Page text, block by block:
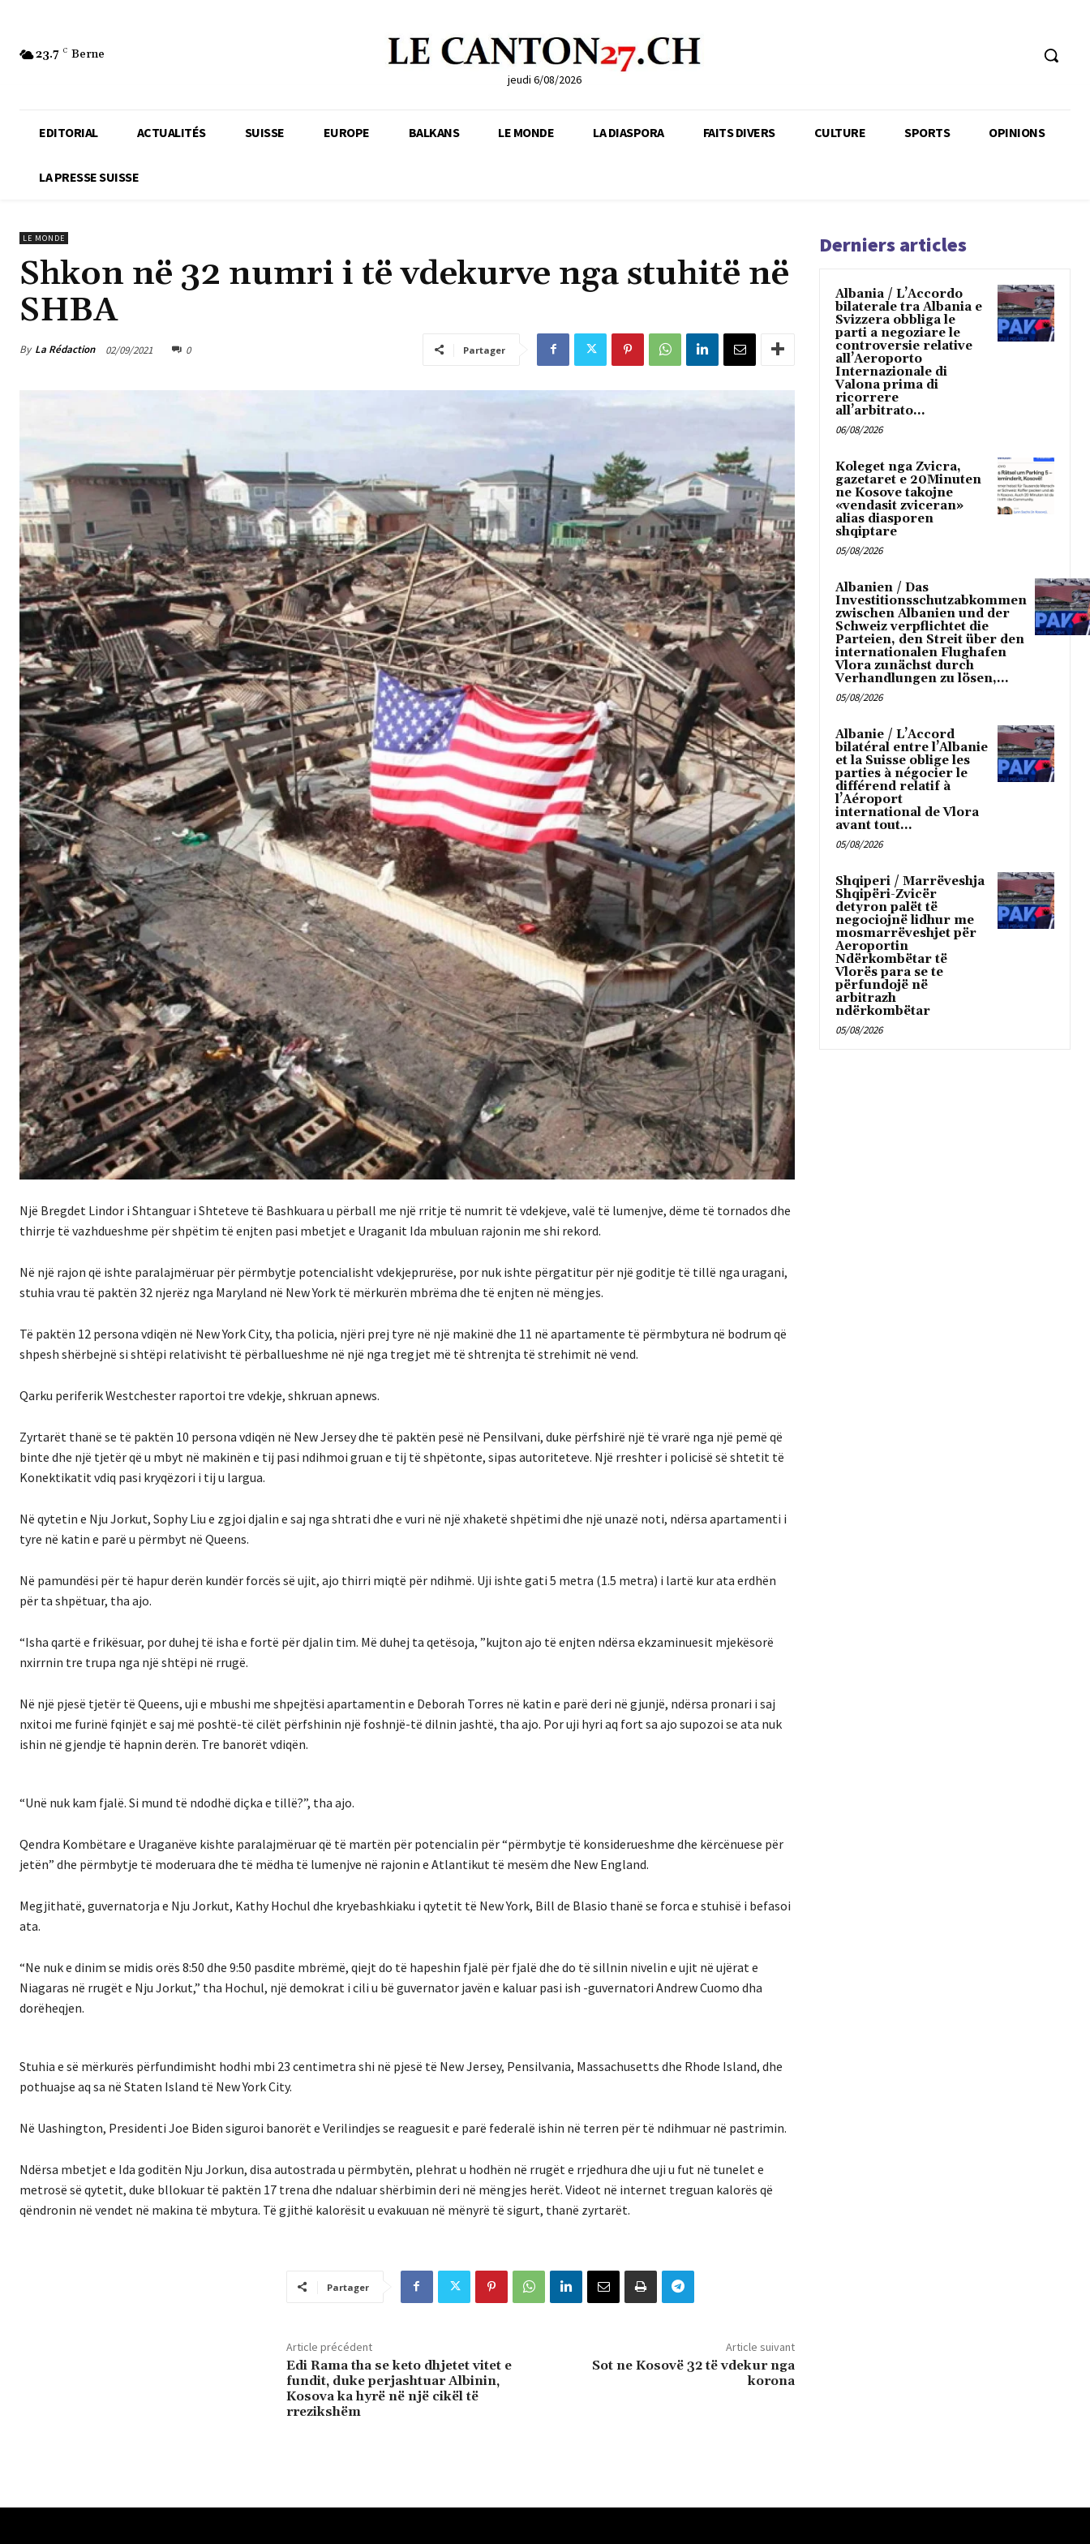
23.7 C Berne
jeudi 6/08/2026
EDITORIAL ACTUALITÉS SUISSE EUROPE BALKANS LE MONDE LA DIASPORA FAITS DIVERS CULTURE SPORTS OPINIONS
LA PRESSE SUISSE
LE MONDE
Shkon në 32 numri i të vdekurve nga stuhitë në
SHBA
By La Rédaction 02/09/2021 0 Partager
Një Bregdet Lindor i Shtanguar i Shteteve të Bashkuara u përball me një rritje të numrit të vdekjeve, valë të lumenjve, dëme të tornados dhe
thirrje të vazhdueshme për shpëtim të enjten pasi mbetjet e Uraganit Ida mbuluan rajonin me shi rekord.
Në një rajon që ishte paralajmëruar për përmbytje potencialisht vdekjeprurëse, por nuk ishte përgatitur për një goditje të tillë nga uragani,
stuhia vrau të paktën 32 njerëz nga Maryland në New York të mërkurën mbrëma dhe të enjten në mëngjes.
Të paktën 12 persona vdiqën në New York City, tha policia, njëri prej tyre në një makinë dhe 11 në apartamente të përmbytura në bodrum që
shpesh shërbejnë si shtëpi relativisht të përballueshme në një nga tregjet më të shtrenjta të strehimit në vend.
Qarku periferik Westchester raportoi tre vdekje, shkruan apnews.
Zyrtarët thanë se të paktën 10 persona vdiqën në New Jersey dhe të paktën pesë në Pensilvani, duke përfshirë një të vrarë nga një pemë që
binte dhe një tjetër që u mbyt në makinën e tij pasi ndihmoi gruan e tij të shpëtonte, sipas autoriteteve. Një rreshter i policisë së shtetit të
Konektikatit vdiq pasi kryqëzori i tij u largua.
Në qytetin e Nju Jorkut, Sophy Liu e zgjoi djalin e saj nga shtrati dhe e vuri në një xhaketë shpëtimi dhe një unazë noti, ndërsa apartamenti i
tyre në katin e parë u përmbyt në Queens.
Në pamundësi për të hapur derën kundër forcës së ujit, ajo thirri miqtë për ndihmë. Uji ishte gati 5 metra (1.5 metra) i lartë kur ata erdhën
për ta shpëtuar, tha ajo.
“Isha qartë e frikësuar, por duhej të isha e fortë për djalin tim. Më duhej ta qetësoja, ”kujton ajo të enjten ndërsa ekzaminuesit mjekësorë
nxirrnin tre trupa nga një shtëpi në rrugë.
Në një pjesë tjetër të Queens, uji e mbushi me shpejtësi apartamentin e Deborah Torres në katin e parë deri në gjunjë, ndërsa pronari i saj
nxitoi me furinë fqinjët e saj më poshtë-të cilët përfshinin një foshnjë-të dilnin jashtë, tha ajo. Por uji hyri aq fort sa ajo supozoi se ata nuk
ishin në gjendje të hapnin derën. Tre banorët vdiqën.
“Unë nuk kam fjalë. Si mund të ndodhë diçka e tillë?”, tha ajo.
Qendra Kombëtare e Uraganëve kishte paralajmëruar që të martën për potencialin për “përmbytje të konsiderueshme dhe kërcënuese për
jetën” dhe përmbytje të moderuara dhe të mëdha të lumenjve në rajonin e Atlantikut të mesëm dhe New England.
Megjithatë, guvernatorja e Nju Jorkut, Kathy Hochul dhe kryebashkiaku i qytetit të New York, Bill de Blasio thanë se forca e stuhisë i befasoi
ata.
“Ne nuk e dinim se midis orës 8:50 dhe 9:50 pasdite mbrëmë, qiejt do të hapeshin fjalë për fjalë dhe do të sillnin nivelin e ujit në ujërat e
Niagaras në rrugët e Nju Jorkut,” tha Hochul, një demokrat i cili u bë guvernator javën e kaluar pasi ish -guvernatori Andrew Cuomo dha
dorëheqjen.
Stuhia e së mërkurës përfundimisht hodhi mbi 23 centimetra shi në pjesë të New Jersey, Pensilvania, Massachusetts dhe Rhode Island, dhe
pothuajse aq sa në Staten Island të New York City.
Në Uashington, Presidenti Joe Biden siguroi banorët e Verilindjes se reaguesit e parë federalë ishin në terren për të ndihmuar në pastrimin.
Ndërsa mbetjet e Ida goditën Nju Jorkun, disa autostrada u përmbytën, plehrat u hodhën në rrugët e rrjedhura dhe uji u fut në tunelet e
metrosë së qytetit, duke bllokuar të paktën 17 trena dhe ndaluar shërbimin deri në mëngjes herët. Videot në internet treguan kalorës që
qëndronin në vendet në makina të mbytura. Të gjithë kalorësit u evakuuan në mënyrë të sigurt, thanë zyrtarët.
Partager
Article précédent
Edi Rama tha se keto dhjetet vitet e
fundit, duke perjashtuar Albinin,
Kosova ka hyrë në një cikël të
rrezikshëm
Article suivant
Sot ne Kosovë 32 të vdekur nga
korona
Derniers articles
Albania / L’Accordo
bilaterale tra Albania e
Svizzera obbliga le
parti a negoziare le
controversie relative
all’Aeroporto
Internazionale di
Valona prima di
ricorrere
all’arbitrato...
06/08/2026
Koleget nga Zvicra,
gazetaret e 20Minuten
ne Kosove takojne
«vendasit zviceran»
alias diasporen
shqiptare
05/08/2026
Albanien / Das
Investitionsschutzabkommen
zwischen Albanien und der
Schweiz verpflichtet die
Parteien, den Streit über den
internationalen Flughafen
Vlora zunächst durch
Verhandlungen zu lösen,...
05/08/2026
Albanie / L’Accord
bilatéral entre l’Albanie
et la Suisse oblige les
parties à négocier le
différend relatif à
l’Aéroport
international de Vlora
avant tout...
05/08/2026
Shqiperi / Marrëveshja
Shqipëri-Zvicër
detyron palët të
negociojnë lidhur me
mosmarrëveshjet për
Aeroportin
Ndërkombëtar të
Vlorës para se te
përfundojë në
arbitrazh
ndërkombëtar
05/08/2026